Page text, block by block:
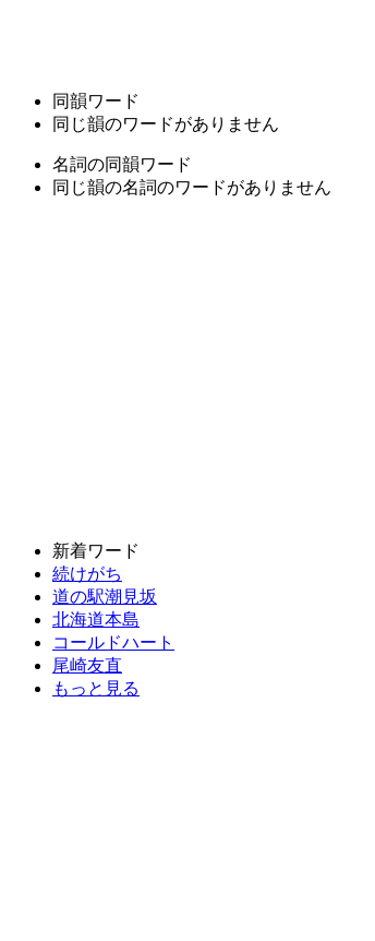
同韻ワード
同じ韻のワードがありません
名詞の同韻ワード
同じ韻の名詞のワードがありません
新着ワード
続けがち
道の駅潮見坂
北海道本島
コールドハート
尾崎友直
もっと見る